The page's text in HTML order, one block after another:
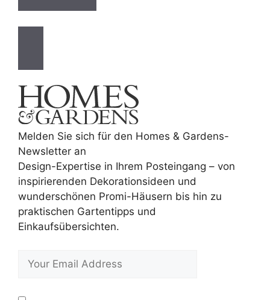
Melden Sie sich für den Homes & Gardens-
Newsletter an
Design-Expertise in Ihrem Posteingang – von
inspirierenden Dekorationsideen und
wunderschönen Promi-Häusern bis hin zu
praktischen Gartentipps und
Einkaufsübersichten.